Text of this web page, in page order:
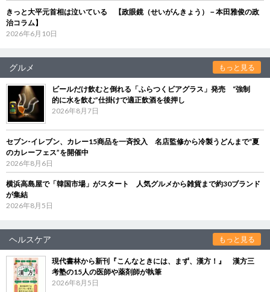
きっと大平元首相は泣いている 【政眼鏡（せいがんきょう）－本田雅俊の政
治コラム】
2026年6月10日
グルメ もっと見る
ビールだけ飲むと倒れる「ふらつくビアグラス」発売 “強制
的に水を飲む”仕掛けで適正飲酒を後押し
2026年8月7日
セブン‐イレブン、カレー15商品を一斉投入 名店監修から冷製うどんまで“夏
のカレーフェス”を開催中
2026年8月6日
横浜高島屋で「韓国市場」がスタート 人気グルメから雑貨まで約30ブランド
が集結
2026年8月5日
ヘルスケア もっと見る
現代書林から新刊『こんなときには、まず、漢方！』 漢方三
考塾の15人の医師や薬剤師が執筆
2026年8月5日